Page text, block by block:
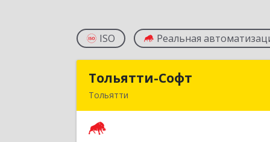
ISO Реальная
Тольятти-Софт
Тольятти
Тольятти-Софт
Новый проезд, 8 ДЦ Форум офис 307